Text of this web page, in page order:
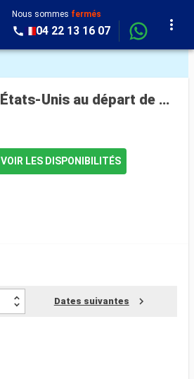
Nous sommes fermés
04 22 13 16 07
Croisière MS Zuiderdam : Bonaire, Aruba, République Dominicaine, Bahamas, Jamaïque, Caïmans (Îles), Mexique, États-Unis au départ de Miami
VOIR LES DISPONIBILITÉS
Dates suivantes